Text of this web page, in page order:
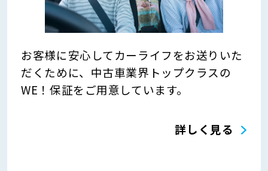
お客様に安心してカーライフをお送りいた
だくために、中古車業界トップクラスの
WE！保証をご用意しています。
詳しく見る